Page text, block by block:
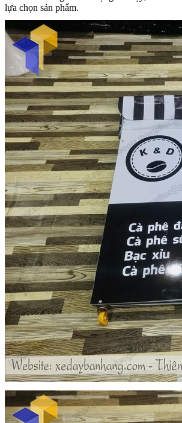
lựa chọn sản phẩm.